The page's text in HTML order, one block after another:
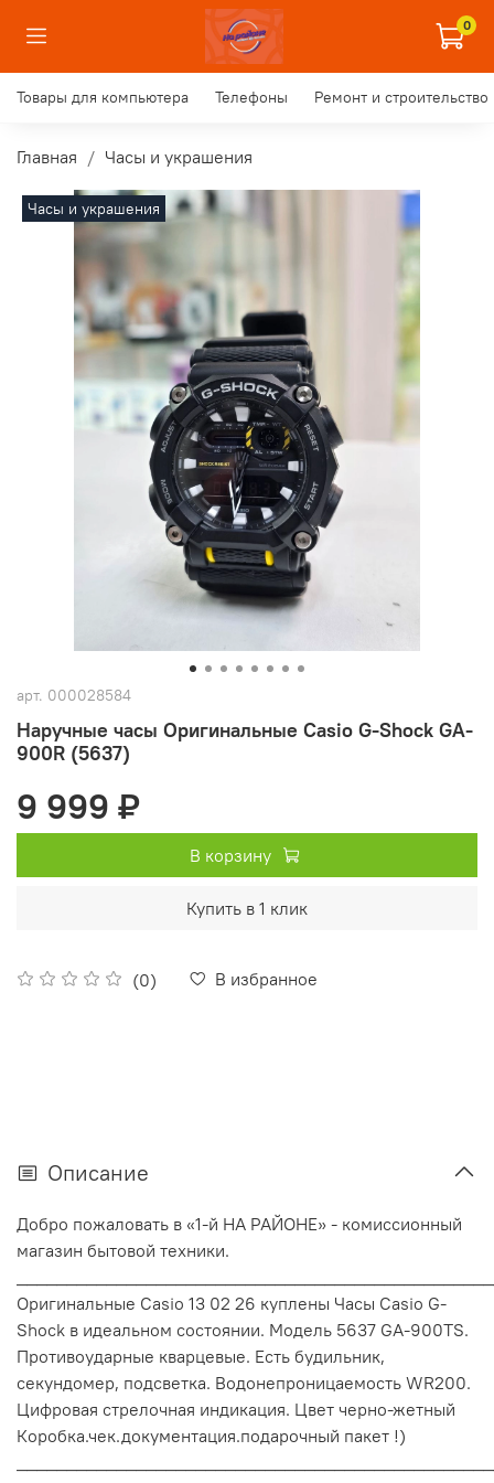
0
Товары для компьютера Телефоны Ремонт и строительство
Главная Часы и украшения
Часы и украшения
арт. 000028584
Наручные часы Оригинальные Casio G-Shock GA-
900R (5637)
(0) В избранное
9 999 ₽
В корзину
Купить в 1 клик
Описание
Добро пожаловать в «1-й НА РАЙОНЕ» - комиссионный
магазин бытовой техники.
Оригинальные Casio 13 02 26 куплены Часы Casio G-
Shock в идеальном состоянии. Модель 5637 GA-900TS.
Противоударные кварцевые. Есть будильник,
секундомер, подсветка. Водонепроницаемость WR200.
Цифровая стрелочная индикация. Цвет черно-жетный
Коробка.чек.документация.подарочный пакет !)